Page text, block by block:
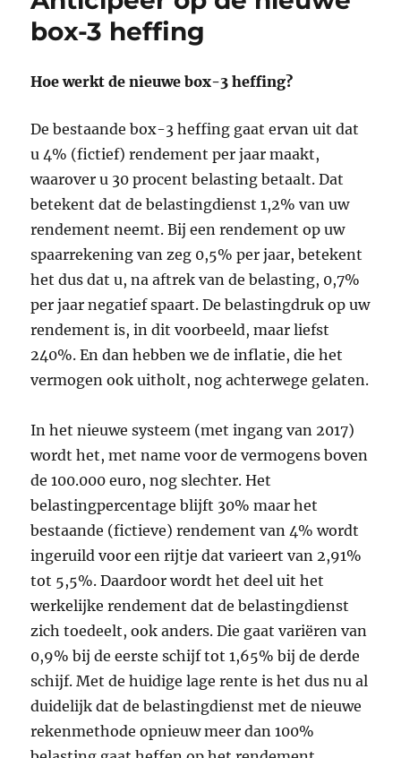
box-3 heffing
Hoe werkt de nieuwe box-3 heffing?
De bestaande box-3 heffing gaat ervan uit dat
u 4% (fictief) rendement per jaar maakt,
waarover u 30 procent belasting betaalt. Dat
betekent dat de belastingdienst 1,2% van uw
rendement neemt. Bij een rendement op uw
spaarrekening van zeg 0,5% per jaar, betekent
het dus dat u, na aftrek van de belasting, 0,7%
per jaar negatief spaart. De belastingdruk op uw
rendement is, in dit voorbeeld, maar liefst
240%. En dan hebben we de inflatie, die het
vermogen ook uitholt, nog achterwege gelaten.
In het nieuwe systeem (met ingang van 2017)
wordt het, met name voor de vermogens boven
de 100.000 euro, nog slechter. Het
belastingpercentage blijft 30% maar het
bestaande (fictieve) rendement van 4% wordt
ingeruild voor een rijtje dat varieert van 2,91%
tot 5,5%. Daardoor wordt het deel uit het
werkelijke rendement dat de belastingdienst
zich toedeelt, ook anders. Die gaat variëren van
0,9% bij de eerste schijf tot 1,65% bij de derde
schijf. Met de huidige lage rente is het dus nu al
duidelijk dat de belastingdienst met de nieuwe
rekenmethode opnieuw meer dan 100%